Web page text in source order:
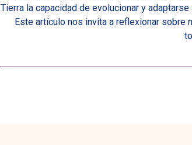
Tierra la capacidad de evolucionar y
Este artículo nos invita a reflexionar sobre